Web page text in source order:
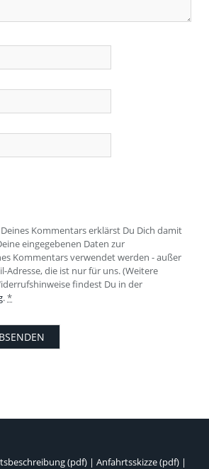
Kommentars erklärst Du Dich damit
eingegebenen Daten zur
Kommentars verwendet werden - außer
Adresse, die ist nur für uns. (Weitere
findest Du in der
.*
(pdf) | Anfahrtsskizze (pdf) |